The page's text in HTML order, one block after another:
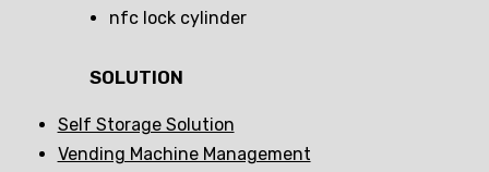
nfc lock cylinder
SOLUTION
Self Storage Solution
Vending Machine Management